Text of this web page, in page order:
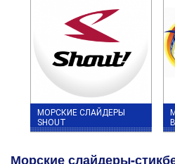
МОРСКИЕ СЛАЙДЕРЫ
SHOUT
Морские слайдеры-